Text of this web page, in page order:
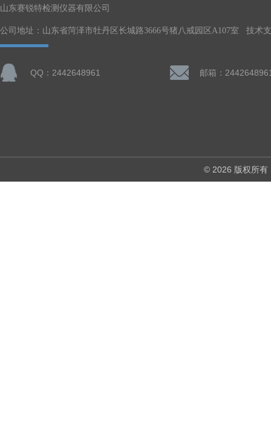
山东赛锐特检测仪器有限公司
公司地址：山东省菏泽市牡丹区长城路3666号猪八戒园区A107室 技术
QQ：2442648961 邮箱：
© 2026 版权所